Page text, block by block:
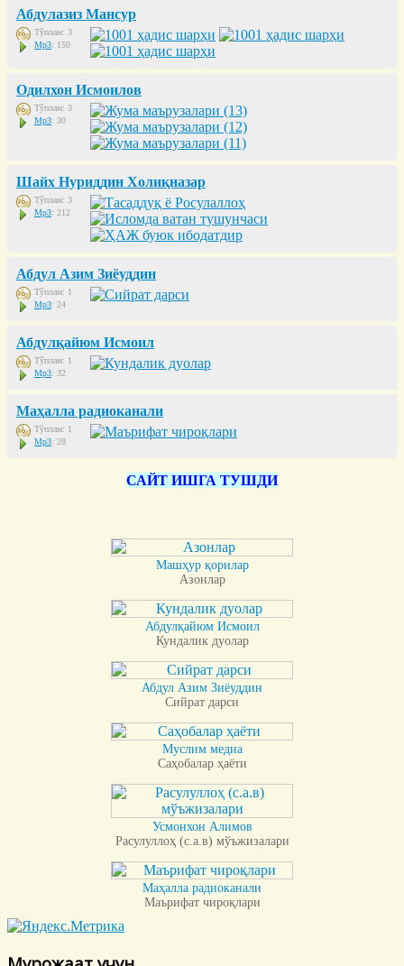
Абдулазиз Мансур
Тўплам: 3
Mp3: 150
Одилхон Исмоилов
Тўплам: 3
Mp3: 30
Шайх Нуриддин Холиқназар
Тўплам: 3
Mp3: 212
Абдул Азим Зиёуддин
Тўплам: 1
Mp3: 24
Абдулқайюм Исмоил
Тўплам: 1
Mp3: 32
Маҳалла радиоканали
Тўплам: 1
Mp3: 28
САЙТ ИШГА ТУШДИ
Машҳур қорилар
Азонлар
Абдулқайюм Исмоил
Кундалик дуолар
Абдул Азим Зиёуддин
Сийрат дарси
Муслим медиа
Саҳобалар ҳаёти
Усмонхон Алимов
Расулуллоҳ (с.а.в) мўъжизалари
Маҳалла радиоканали
Маърифат чироқлари